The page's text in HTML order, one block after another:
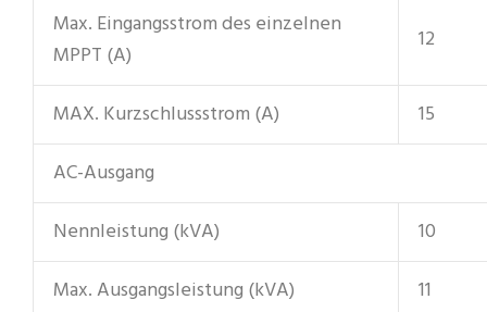
Max. Eingangsstrom des einzelnen
MPPT (A)
12
MAX. Kurzschlussstrom (A)
15
AC-Ausgang
Nennleistung (kVA)
10
Max. Ausgangsleistung (kVA)
11